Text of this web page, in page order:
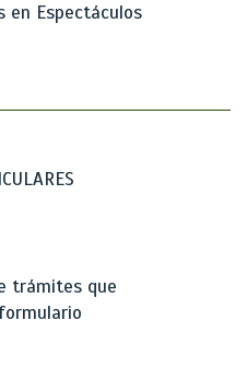
en Espectáculos
trámites que